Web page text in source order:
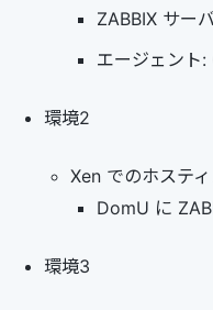
ZABBIX サー
エージェント
環境2
Xen でのホステ
DomU に
環境3